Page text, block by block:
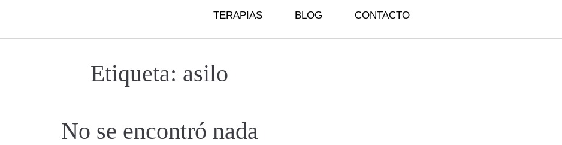
TERAPIAS BLOG CONTACTO
Etiqueta: asilo
No se encontró nada